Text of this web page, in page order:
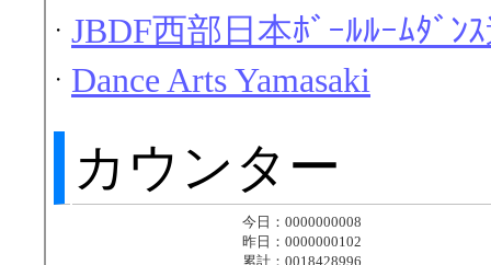
・ JBDF西部日本ﾎﾞｰﾙﾙｰﾑﾀﾞﾝ
・ Dance Arts Yamasaki
カウンター